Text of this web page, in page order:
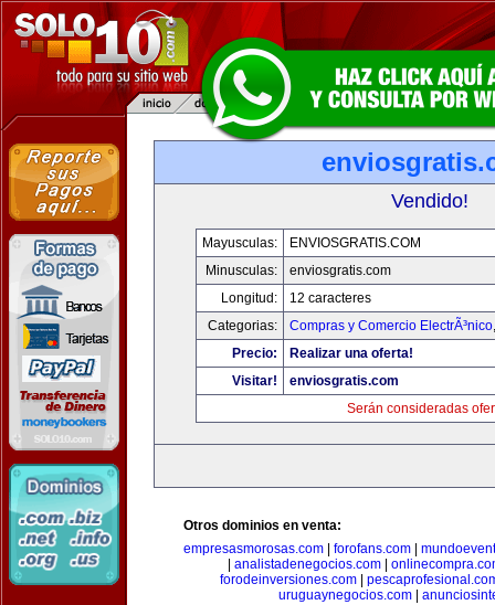
Vendido!
Mayusculas:
ENVIOSGRATIS.COM
Minusculas:
enviosgratis.com
Longitud:
12 caracteres
Categorias:
Compras y Comercio ElectrÃ³nico
Precio:
Realizar una oferta!
Visitar!
enviosgratis.com
Serán consideradas
Otros dominios en venta:
empresasmorosas.com
forofans.com
analistadenegocios.com
forodeinversiones.com
uruguaynegocios.com